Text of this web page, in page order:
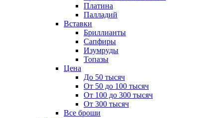
Платина
Палладий
Вставки
Бриллианты
Сапфиры
Изумруды
Топазы
Цена
До 50 тысяч
От 50 до 100 тысяч
От 100 до 300 тысяч
От 300 тысяч
Все броши